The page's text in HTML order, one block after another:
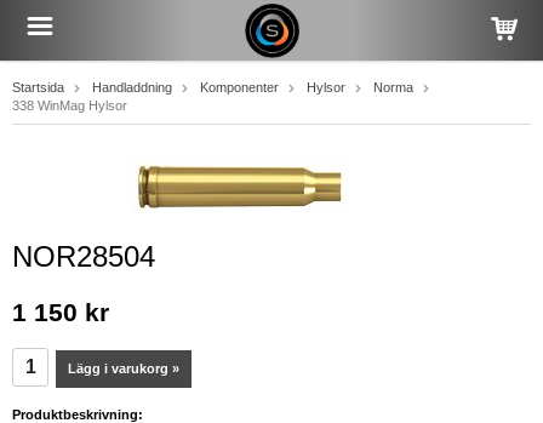
Startsida Handladdning Komponenter Hylsor
Norma
338 WinMag Hylsor
NOR28504
1 150 kr
Lägg i varukorg »
Produktbeskrivning: